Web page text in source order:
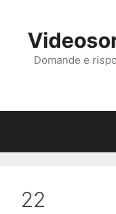
contenuto
Domande e
22